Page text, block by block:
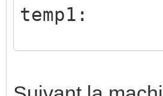
temp1: